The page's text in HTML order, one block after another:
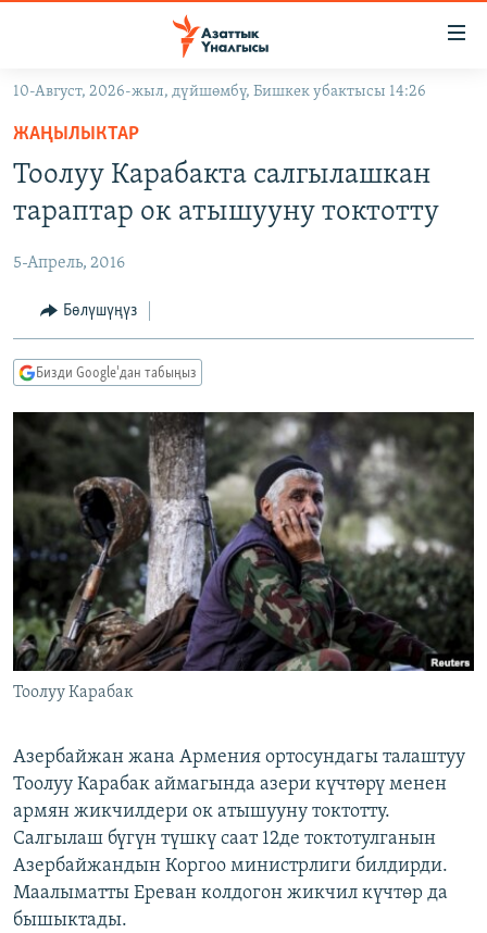
Навигацияга
өтүңүз
Издөөгө
салыңызКЫРГЫЗСТАН
ЭКОНОМИКА
МАДАНИЯТ
ДҮЙНӨ
БОРБОР АЗИЯ
УКРАИНА
АТАЙЫН ИЛИКТӨӨ
ТВ ПРОГРАММАЛАР
ЭКСПЕРТТЕР ТАЛДАЙТ
БИЗ ЖАНА ДҮЙНӨ
ДАНИСТЕ
ЭЖЕ-СИҢДИЛЕР
АЗАТТЫК+
ЫҢГАЙСЫЗ СУРООЛОР
ӨЗГӨЧӨ ПИКИР
Русский
ОНЛАЙН ШЕРИНЕ
ЭЕ/АРнун бардык сайттары
10-Август, 2026-жыл, дүйшөмбү, Бишкек убактысы 14:26
ЖАҢЫЛЫКТАР
Тоолуу Карабакта салгылашкан
тараптар ок атышууну токтотту
5-Апрель, 2016
Бөлүшүңүз
Бизди Google'дан табыңыз
Тоолуу Карабак
Азербайжан жана Армения ортосундагы талаштуу
Тоолуу Карабак аймагында азери күчтөрү менен
армян жикчилдери ок атышууну токтотту.
Салгылаш бүгүн түшкү саат 12де токтотулганын
Азербайжандын Коргоо министрлиги билдирди.
Маалыматты Ереван колдогон жикчил күчтөр да
бышыктады.